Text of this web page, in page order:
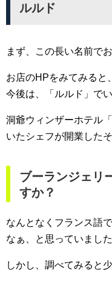
ルルド
まず、この長い名前で
お店のHPをみてみると
今後は、「ルルド」でい
洞爺ウィンザーホテル
いたシェフが開業したそ
ブーランジェリ
すか？
なんとなくフランス語
なぁ、と思っていました
しかし、調べてみると